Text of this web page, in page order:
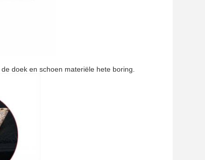
doek en schoen materiële hete boring.